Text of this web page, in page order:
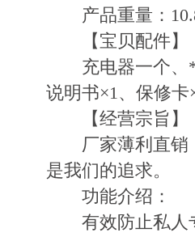
产品重量：
【宝贝配件】
充电器一个、*
说明书×1、保修卡
【经营宗旨】
厂家薄利直销，
是我们的追求。
功能介绍：
有效防止私人专